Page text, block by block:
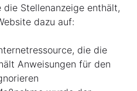
Stellenanzeige enthält,
dazu auf:
die die
Anweisungen für den